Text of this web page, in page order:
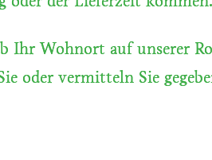
Ihr Wohnort auf unserer
oder vermitteln Sie